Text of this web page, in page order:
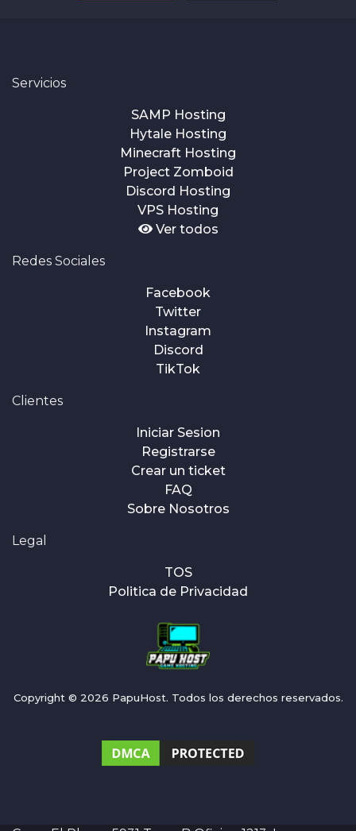
Servicios
SAMP Hosting
Hytale Hosting
Minecraft Hosting
Project Zomboid
Discord Hosting
VPS Hosting
Ver todos
Redes Sociales
Facebook
Twitter
Instagram
Discord
TikTok
Clientes
Iniciar Sesion
Registrarse
Crear un ticket
FAQ
Sobre Nosotros
Legal
TOS
Politica de Privacidad
Copyright © 2026 PapuHost. Todos los derechos reservados.